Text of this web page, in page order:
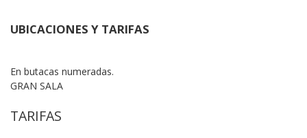
UBICACIONES Y TARIFAS
En butacas numeradas.
GRAN SALA
TARIFAS